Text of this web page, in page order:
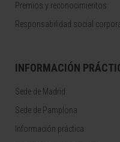
Premios y reconocimientos
Responsabilidad social
INFORMACIÓN
Sede de Madrid
Sede de Pamplona
Información práctica